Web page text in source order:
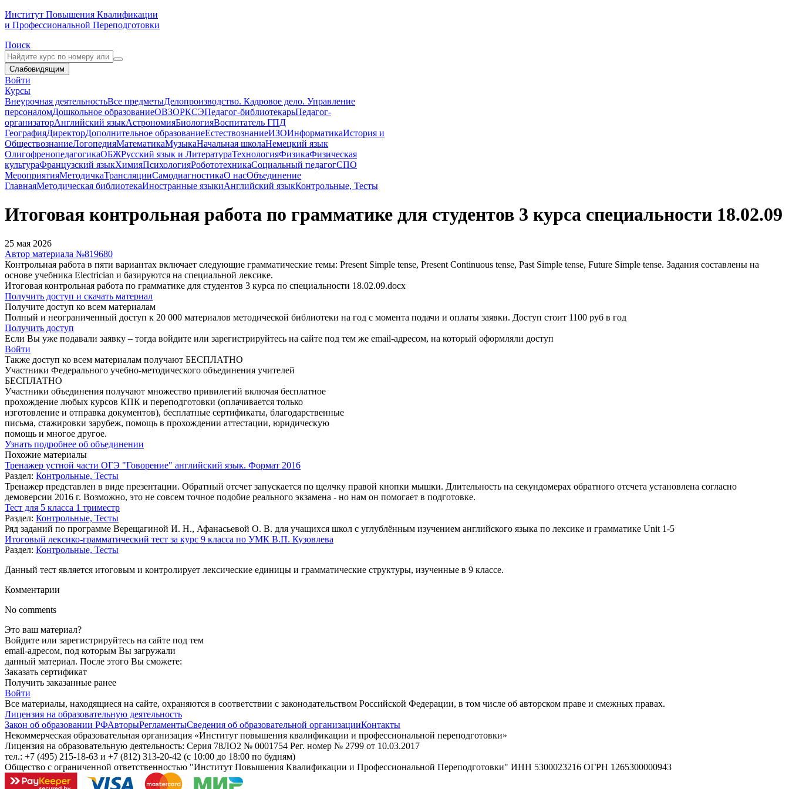
Институт Повышения Квалификации
и Профессиональной Переподготовки
Поиск
Слабовидящим
Войти
Курсы
Внеурочная деятельностьВсе предметыДелопроизводство. Кадровое дело. Управление
персоналомДошкольное образованиеОВЗОРКСЭПедагог-библиотекарьПедагог-
организаторАнглийский языкАстрономияБиологияВоспитатель ГПД
ГеографияДиректорДополнительное образованиеЕстествознаниеИЗОИнформатикаИстория и
ОбществознаниеЛогопедияМатематикаМузыкаНачальная школаНемецкий язык
ОлигофренопедагогикаОБЖРусский язык и ЛитератураТехнологияФизикаФизическая
культураФранцузский языкХимияПсихологияРобототехникаСоциальный педагогСПО
МероприятияМетодичкаТрансляцииСамодиагностикаО насОбъединение
ГлавнаяМетодическая библиотекаИностранные языкиАнглийский языкКонтрольные, Тесты
Итоговая контрольная работа по грамматике для студентов 3 курса специальности 18.02.09
25 мая 2026
Автор материала №819680
Контрольная работа в пяти вариантах включает следующие грамматические темы: Present Simple tense, Present Continuous tense, Past Simple tense, Future Simple tense. Задания составлены на
основе учебника Electrician и базируются на специальной лексике.
Итоговая контрольная работа по грамматике для студентов 3 курса по специальности 18.02.09.docx
Получить доступ и скачать материал
Получите доступ ко всем материалам
Полный и неограниченный доступ к 20 000 материалов методической библиотеки на год с момента подачи и оплаты заявки. Доступ стоит 1100 руб в год
Получить доступ
Если Вы уже подавали заявку – тогда войдите или зарегистрируйтесь на сайте под тем же email-адресом, на который оформляли доступ
Войти
Также доступ ко всем материалам получают БЕСПЛАТНО
Участники Федерального учебно-методического объединения учителей
БЕСПЛАТНО
Участники объединения получают множество привилегий включая бесплатное
прохождение любых курсов КПК и переподготовки (оплачивается только
изготовление и отправка документов), бесплатные сертификаты, благодарственные
письма, стажировки зарубеж, помощь в прохождении аттестации, юридическую
помощь и многое другое.
Узнать подробнее об объединении
Похожие материалы
Тренажер устной части ОГЭ "Говорение" английский язык. Формат 2016
Раздел: Контрольные, Тесты
Тренажер представлен в виде презентации. Обратный отсчет запускается по щелчку правой кнопки мышки. Длительность на секундомерах обратного отсчета установлена согласно
демоверсии 2016 г. Возможно, это не совсем точное подобие реального экзамена - но нам он помогает в подготовке.
Тест для 5 класса 1 триместр
Раздел: Контрольные, Тесты
Ряд заданий по программе Верещагиной И. Н., Афанасьевой О. В. для учащихся школ с углублённым изучением английского языка по лексике и грамматике Unit 1-5
Итоговый лексико-грамматический тест за курс 9 класса по УМК В.П. Кузовлева
Раздел: Контрольные, Тесты
Данный тест является итоговым и контролирует лексические единицы и грамматические структуры, изученные в 9 классе.
Комментарии
No comments
Это ваш материал?
Войдите или зарегистрируйтесь на сайте под тем
email-адресом, под которым Вы загружали
данный материал. После этого Вы сможете:
Заказать сертификат
Получить заказанные ранее
Войти
Все материалы, находящиеся на сайте, охраняются в соответствии с законодательством Российской Федерации, в том числе об авторском праве и смежных правах.
Лицензия на образовательную деятельность
Закон об образовании РФАвторыРегламентыСведения об образовательной организацииКонтакты
Некоммерческая образовательная организация «Институт повышения квалификации и профессиональной переподготовки»
Лицензия на образовательную деятельность: Серия 78ЛО2 № 0001754 Рег. номер № 2799 от 10.03.2017
тел.: +7 (495) 215-18-63 и +7 (812) 313-20-42 (с 10:00 до 18:00 по будням)
Общество с ограниченной ответственностью "Институт Повышения Квалификации и Профессиональной Переподготовки" ИНН 5300023216 ОГРН 1265300000943